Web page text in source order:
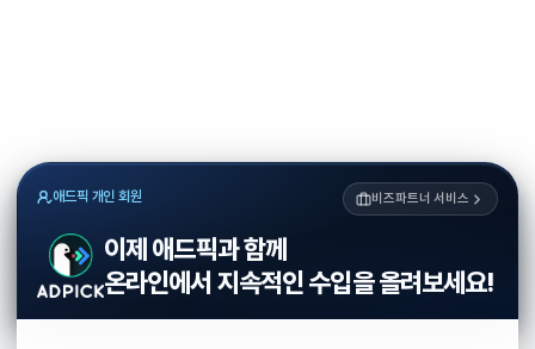
애드픽 개인 회원 비즈파트너 서비스
이제 애드픽과 함께
온라인에서 지속적인 수입을 올려보세요!